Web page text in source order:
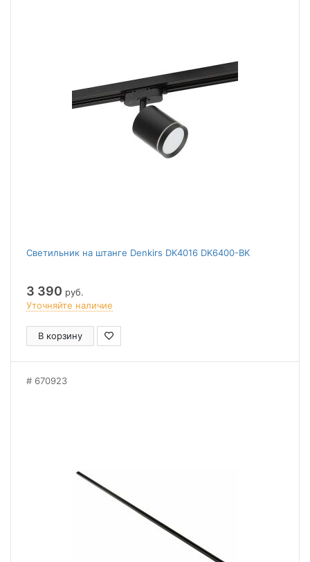
Светильник на штанге Denkirs DK4016 DK6400-BK
3 390 руб.
Уточняйте наличие
В корзину
670923